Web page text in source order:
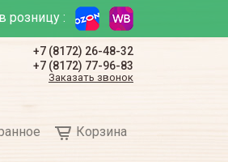
розницу :
+7 (8172) 26-48-32
+7 (8172) 77-96-83
Заказать звонок
Корзина